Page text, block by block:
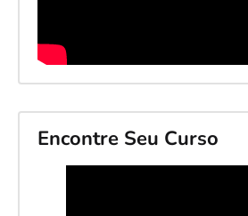
Encontre Seu Curso